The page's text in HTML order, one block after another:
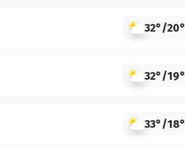
32°/20°
32°/19°
33°/18°